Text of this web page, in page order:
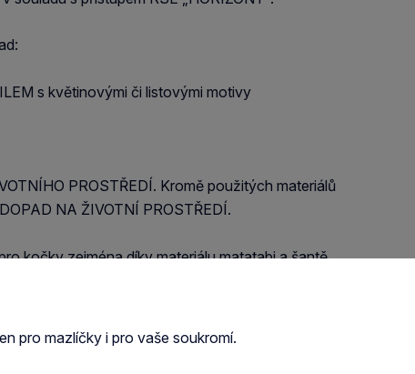
s květinovými či listovými motivy
PROSTŘEDÍ. Kromě použitých materiálů
NA ŽIVOTNÍ PROSTŘEDÍ.
kočky zejména díky materiálu matatabi a šantě
pro mazlíčky i pro vaše soukromí.